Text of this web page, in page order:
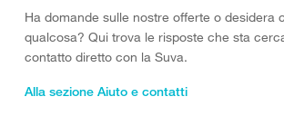
Ha domande sulle nostre offerte o desidera
qualcosa? Qui trova le risposte che sta
contatto diretto con la Suva.
Alla sezione Aiuto e contatti